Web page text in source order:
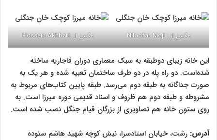
عکس از : Niloofar Moji عکس از :Hossein Akhbari
این خانه زیبای دوطبقه به سبک معماری دوران قاجاریه ساخته
شده‌است. دو راه پله در دو طرف ساختمان تعبیه شده و هر یک به
صورت جداگانه به طبقه دوم می‌رسد. طبقه پایین کتاب‌های مربوط به
مشروطه و طبقه دوم هم ظروف و اسناد قدیمی دوره میرزا است. به
روی ستون خانه هم تصاویری از بزرگان قیام جنگل نصب شده است.
آدرس: رشت، خیابان استادسرا، نبش کوچه شهید هاشم ستوده